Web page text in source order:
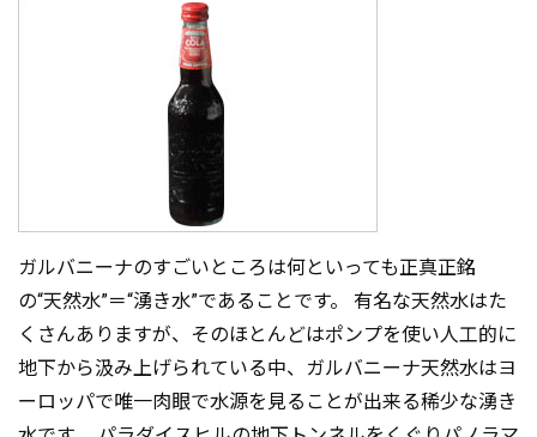
ガルバニーナのすごいところは何といっても正真正銘
の“天然水”＝“湧き水”であることです。 有名な天然水はた
くさんありますが、そのほとんどはポンプを使い人工的に
地下から汲み上げられている中、ガルバニーナ天然水はヨ
ーロッパで唯一肉眼で水源を見ることが出来る稀少な湧き